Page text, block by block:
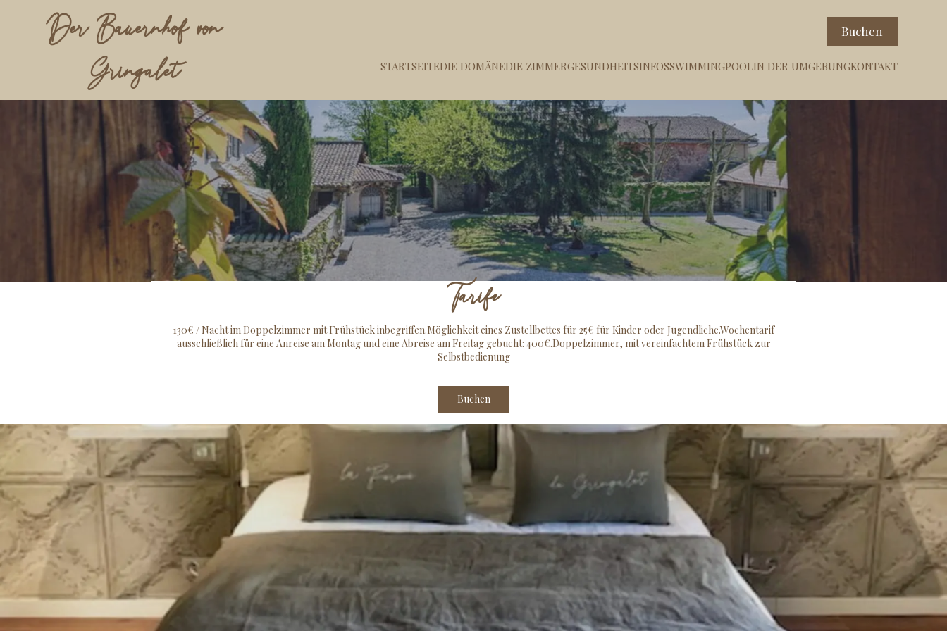
Der Bauernhof von
Gringalet
Buchen
STARTSEITEDIE DOMÄNEDIE ZIMMERGESUNDHEITSINFOSSWIMMINGPOOLIN DER UMGEBUNGKONTAKT
Tarife
130€ / Nacht im Doppelzimmer mit Frühstück inbegriffen.Möglichkeit eines Zustellbettes für 25€ für Kinder oder Jugendliche.Wochentarif
ausschließlich für eine Anreise am Montag und eine Abreise am Freitag gebucht: 400€.Doppelzimmer, mit vereinfachtem Frühstück zur
Selbstbedienung
Buchen